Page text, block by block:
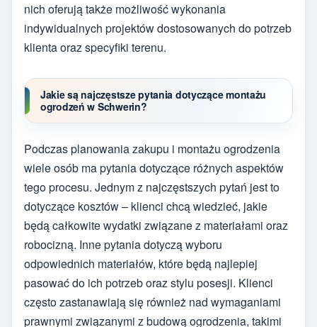
nich oferują także możliwość wykonania
indywidualnych projektów dostosowanych do potrzeb
klienta oraz specyfiki terenu.
Jakie są najczęstsze pytania dotyczące montażu
ogrodzeń w Schwerin?
Podczas planowania zakupu i montażu ogrodzenia
wiele osób ma pytania dotyczące różnych aspektów
tego procesu. Jednym z najczęstszych pytań jest to
dotyczące kosztów – klienci chcą wiedzieć, jakie
będą całkowite wydatki związane z materiałami oraz
robocizną. Inne pytania dotyczą wyboru
odpowiednich materiałów, które będą najlepiej
pasować do ich potrzeb oraz stylu posesji. Klienci
często zastanawiają się również nad wymaganiami
prawnymi związanymi z budową ogrodzenia, takimi